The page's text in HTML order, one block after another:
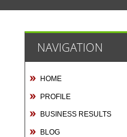
NAVIGATION
HOME
PROFILE
BUSINESS RESULTS
BLOG